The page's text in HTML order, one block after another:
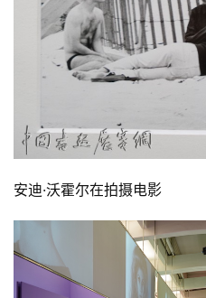
安迪·沃霍尔在拍摄电影